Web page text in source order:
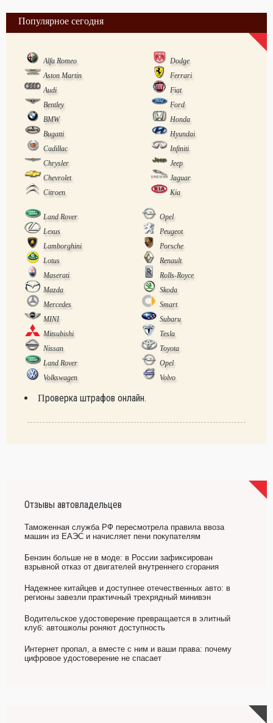
Популярное сегодня
Alfa Romeo
Dodge
Aston Martin
Ferrari
Audi
Fiat
Bentley
Ford
BMW
Honda
Bugatti
Hyundai
Cadillac
Infiniti
Chrysler
Jeep
Chevrolet
Jaguar
Citroen
Kia
Land Rover
Opel
Lexus
Peugeot
Lamborghini
Porsche
Lotus
Renault
Maserati
Rolls-Royce
Mazda
Skoda
Mercedes
Smart
MINI
Subaru
Mitsubishi
Tesla
Nissan
Toyota
Land Rover
Opel
Volkswagen
Volvo
Проверка штрафов онлайн.
Отзывы автовладельцев
Таможенная служба РФ пересмотрела правила ввоза
машин из ЕАЭС и начисляет пени покупателям
Бензин больше не в моде: в России зафиксирован
взрывной отказ от двигателей внутреннего сгорания
Надежнее китайцев и доступнее отечественных авто: в
регионы завезли практичный трехрядный минивэн
Водительское удостоверение превращается в элитный
клуб: автошколы роняют доступность
Интернет пропал, а вместе с ним и ваши права: почему
цифровое удостоверение не спасает